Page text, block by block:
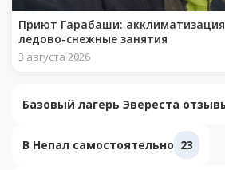
Приют Гарабаши:
ледово-снежные занятия
3 августа 2026
Базовый лагерь Эвереста
В Непал самостоятельно 23